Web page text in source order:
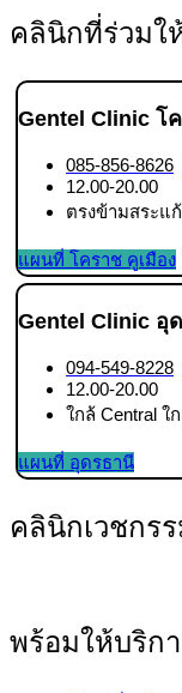
คลินิกที่ร่วมใ
Gentel Clinic โ
085-856-8626
12.00-20.00
ตรงข้ามสระแ
แผนที่ โคราช คูเมือง
Gentel Clinic อุ
094-549-8228
12.00-20.00
ใกล้ Central
แผนที่ อุดรธานี
คลินิกเวชกรร
พร้อมให้บริก